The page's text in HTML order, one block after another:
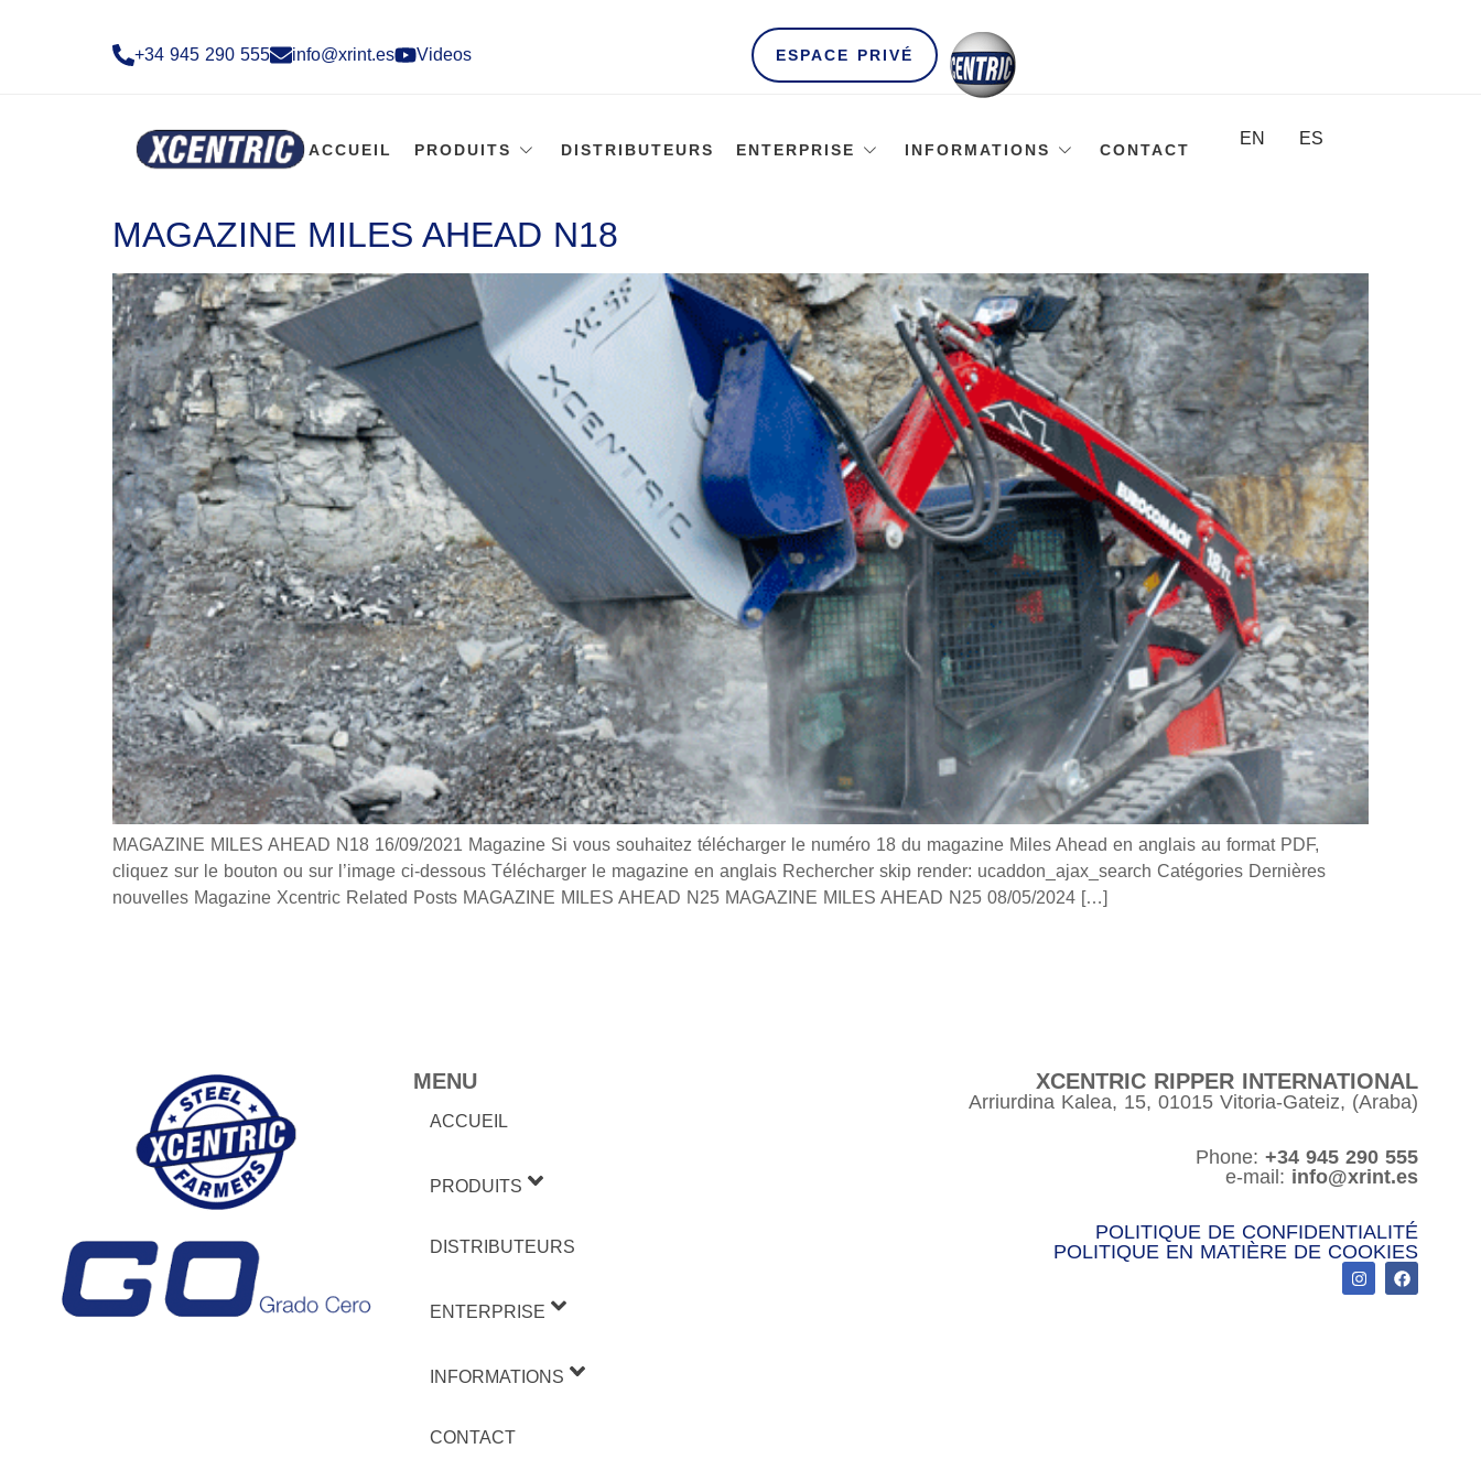
+34 945 290 555​ info@xrint.es Videos ESPACE PRIVÉ
ACCUEIL PRODUITS DISTRIBUTEURS ENTERPRISE INFORMATIONS CONTACT
EN ES
MAGAZINE MILES AHEAD N18
MAGAZINE MILES AHEAD N18 16/09/2021 Magazine Si vous souhaitez télécharger le numéro 18 du magazine Miles Ahead en anglais au format PDF,
cliquez sur le bouton ou sur l’image ci-dessous Télécharger le magazine en anglais Rechercher skip render: ucaddon_ajax_search Catégories Dernières
nouvelles Magazine Xcentric Related Posts MAGAZINE MILES AHEAD N25 MAGAZINE MILES AHEAD N25 08/05/2024 […]
MENU
ACCUEIL
PRODUITS
DISTRIBUTEURS
ENTERPRISE
INFORMATIONS
CONTACT
XCENTRIC RIPPER INTERNATIONAL
Arriurdina Kalea, 15, 01015 Vitoria-Gateiz, (Araba)
Phone: +34 945 290 555
e-mail: info@xrint.es
POLITIQUE DE CONFIDENTIALITÉ
POLITIQUE EN MATIÈRE DE COOKIES